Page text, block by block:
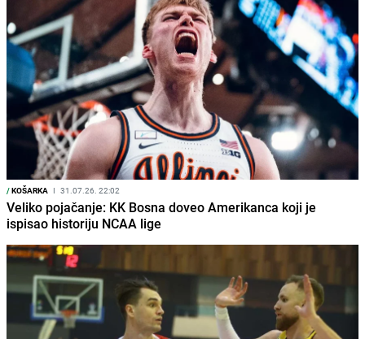
/KOŠARKA I 31.07.26. 22:02
Veliko pojačanje: KK Bosna doveo Amerikanca koji je
ispisao historiju NCAA lige